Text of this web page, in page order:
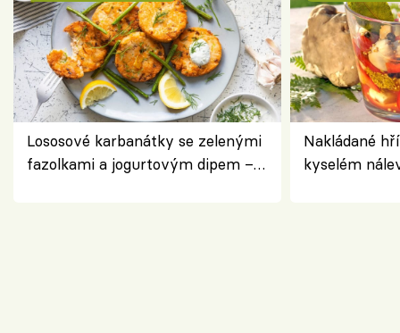
Lososové karbanátky se zelenými
fazolkami a jogurtovým dipem –
Nakládané
kyselém